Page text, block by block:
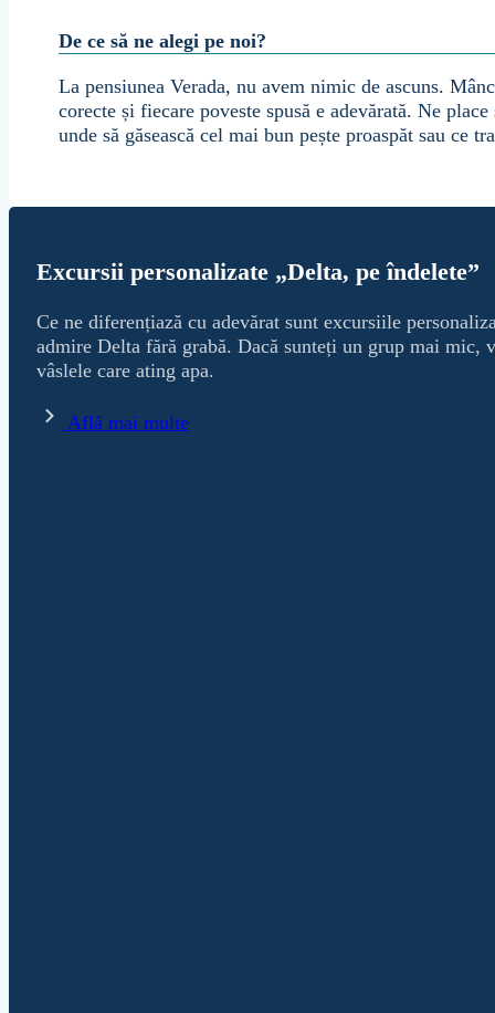
De ce să ne alegi pe noi?
La pensiunea Verada, nu avem nimic de ascuns.
corecte și fiecare poveste spusă e adevărată. Ne
unde să găsească cel mai bun pește proaspăt sau ce
Excursii personalizate „Delta, pe îndelete”
Ce ne diferențiază cu adevărat sunt excursiile
admire Delta fără grabă. Dacă sunteți un grup mai mic,
vâslele care ating apa.
Află mai multe